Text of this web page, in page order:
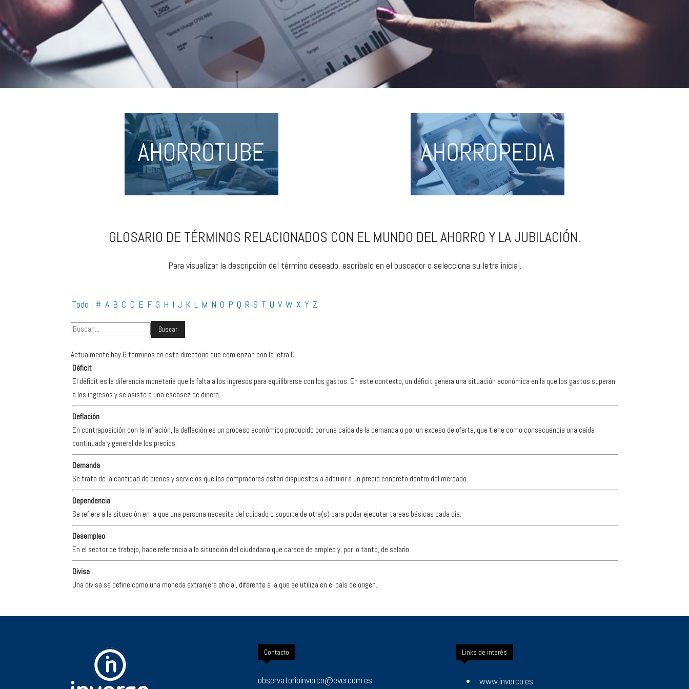
GLOSARIO DE TÉRMINOS RELACIONADOS CON EL MUNDO DEL AHORRO Y LA JUBILACIÓN.
Para visualizar la descripción del término deseado, escríbelo en el buscador o selecciona su letra inicial.
Todo | # A B C D E F G H I J K L M N O P Q R S T U V W X Y Z
Actualmente hay 6 términos en este directorio que comienzan con la letra D.
Déficit
El déficit es la diferencia monetaria que le falta a los ingresos para equilibrarse con los gastos. En este contexto, un déficit genera una situación económica en la que los gastos superan
a los ingresos y se asiste a una escasez de dinero.
Deflación
En contraposición con la inflación, la deflación es un proceso económico producido por una caída de la demanda o por un exceso de oferta, que tiene como consecuencia una caída
continuada y general de los precios.
Demanda
Se trata de la cantidad de bienes y servicios que los compradores están dispuestos a adquirir a un precio concreto dentro del mercado.
Dependencia
Se refiere a la situación en la que una persona necesita del cuidado o soporte de otra(s) para poder ejecutar tareas básicas cada día.
Desempleo
En el sector de trabajo, hace referencia a la situación del ciudadano que carece de empleo y, por lo tanto, de salario.
Divisa
Una divisa se define como una moneda extranjera oficial, diferente a la que se utiliza en el país de origen.
Contacto
observatorioinverco@evercom.es
Links de interés
www.inverco.es